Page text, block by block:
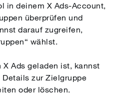
in deinem X Ads-Account,
überprüfen und
darauf zugreifen,
wählst.
Ads geladen ist, kannst
Details zur Zielgruppe
oder löschen.